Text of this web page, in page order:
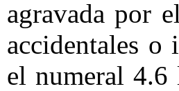
agravada por
accidentales o
el numeral